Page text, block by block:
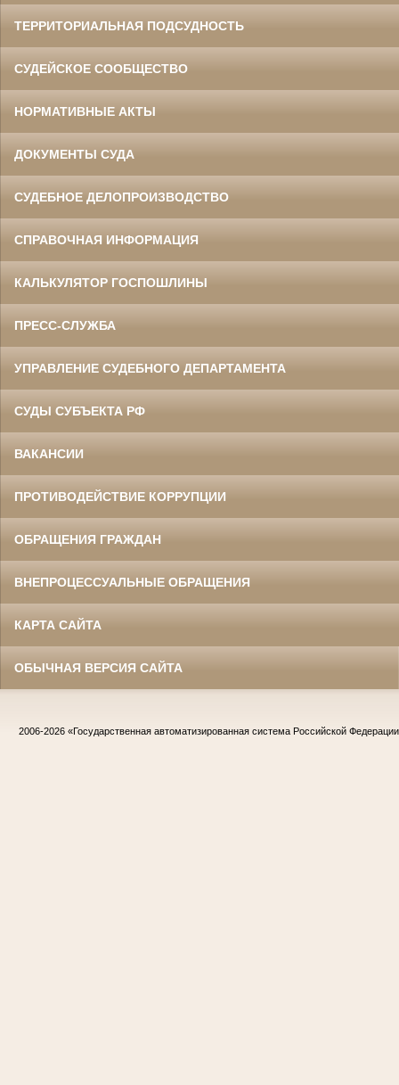
ТЕРРИТОРИАЛЬНАЯ ПОДСУДНОСТЬ
СУДЕЙСКОЕ СООБЩЕСТВО
НОРМАТИВНЫЕ АКТЫ
ДОКУМЕНТЫ СУДА
СУДЕБНОЕ ДЕЛОПРОИЗВОДСТВО
СПРАВОЧНАЯ ИНФОРМАЦИЯ
КАЛЬКУЛЯТОР ГОСПОШЛИНЫ
ПРЕСС-СЛУЖБА
УПРАВЛЕНИЕ СУДЕБНОГО ДЕПАРТАМЕНТА
СУДЫ СУБЪЕКТА РФ
ВАКАНСИИ
ПРОТИВОДЕЙСТВИЕ КОРРУПЦИИ
ОБРАЩЕНИЯ ГРАЖДАН
ВНЕПРОЦЕССУАЛЬНЫЕ ОБРАЩЕНИЯ
КАРТА САЙТА
ОБЫЧНАЯ ВЕРСИЯ САЙТА
2006-2026 «Государственная автоматизированная система Российской